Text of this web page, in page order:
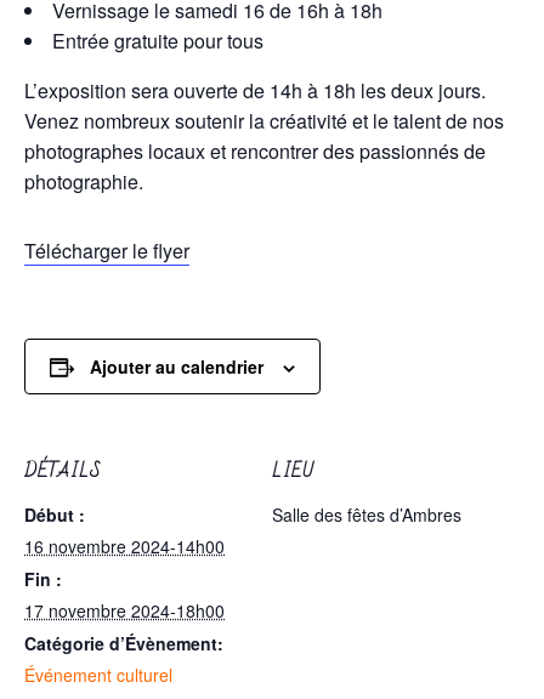
Vernissage le samedi 16 de 16h à 18h
Entrée gratuite pour tous
L’exposition sera ouverte de 14h à 18h les deux jours.
Venez nombreux soutenir la créativité et le talent de nos
photographes locaux et rencontrer des passionnés de
photographie.
Télécharger le flyer
Ajouter au calendrier
DÉTAILS
Début :
16 novembre 2024-14h00
Fin :
17 novembre 2024-18h00
Catégorie d’Évènement:
Événement culturel
LIEU
Salle des fêtes d’Ambres